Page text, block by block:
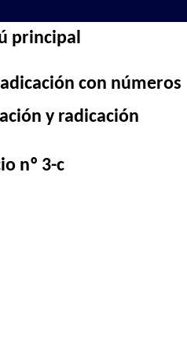
principal
con números
y radicación
nº 3-c